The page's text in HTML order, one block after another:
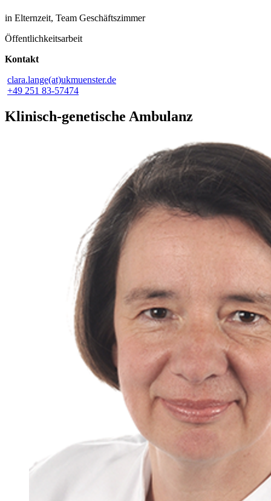
in Elternzeit, Team Geschäftszimmer
Öffentlichkeitsarbeit
Kontakt
clara.lange(at)ukmuenster.de
+49 251 83-57474
Klinisch-genetische Ambulanz